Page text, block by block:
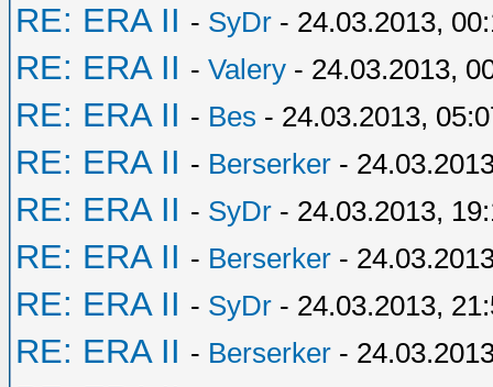
RE: ERA II - SyDr - 24.03.2013,
RE: ERA II - Valery - 24.03.2013,
RE: ERA II - Bes - 24.03.2013,
RE: ERA II - Berserker -
RE: ERA II - SyDr - 24.03.2013,
RE: ERA II - Berserker -
RE: ERA II - SyDr - 24.03.2013,
RE: ERA II - Berserker -